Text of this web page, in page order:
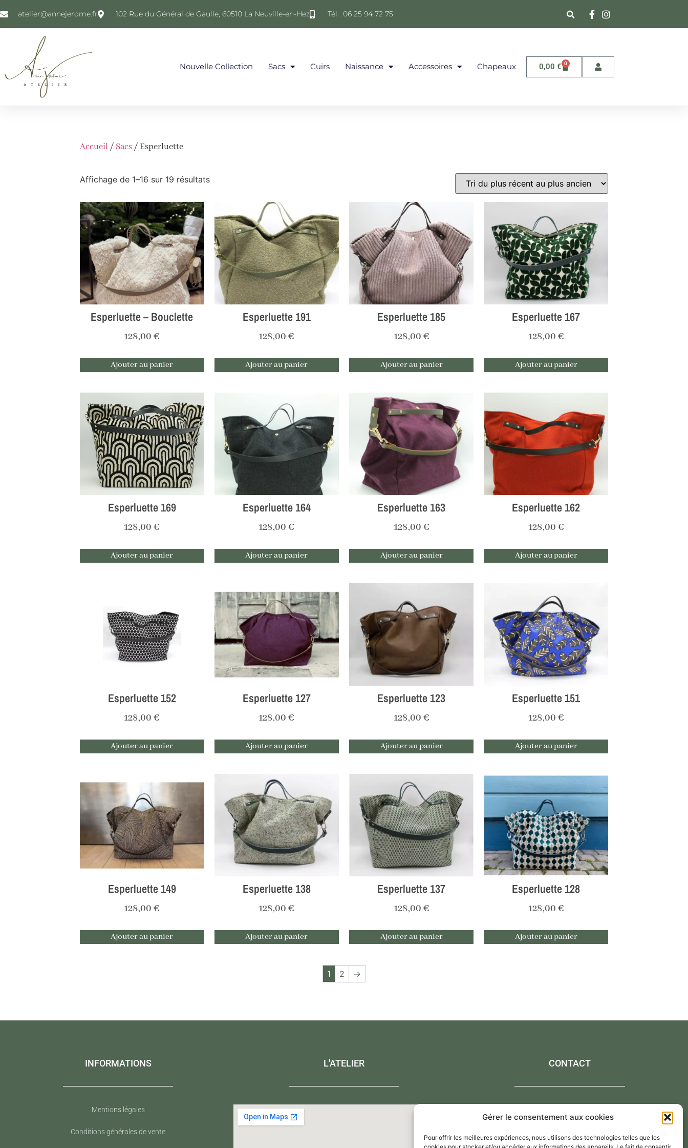
Gérer le consentement aux cookies
Pour offrir les meilleures expériences, nous utilisons des technologies telles que les
atelier@annejerome.fr 102 Rue du Général de Gaulle, 60510 La Neuville-en-Hez Tél : 06 25 94 72 75
Nouvelle Collection Sacs Cuirs Naissance Accessoires Chapeaux 0,00 € 0
Accueil/ Sacs/ Esperluette
Affichage de 1–16 sur 19 résultats
Esperluette – Bouclette
128,00€
Ajouter au panier
Esperluette 191
128,00€
Ajouter au panier
Esperluette 185
128,00 €
Ajouter au panier
Esperluette 167
128,00 €
Ajouter au panier
Esperluette 169
128,00€
Ajouter au panier
Esperluette 164
128,00€
Ajouter au panier
Esperluette 163
128,00 €
Ajouter au panier
Esperluette 162
128,00 €
Ajouter au panier
Esperluette 152
128,00€
Ajouter au panier
Esperluette 127
128,00€
Ajouter au panier
Esperluette 123
128,00 €
Ajouter au panier
Esperluette 151
128,00 €
Ajouter au panier
Esperluette 149
128,00€
Ajouter au panier
Esperluette 138
128,00€
Ajouter au panier
Esperluette 137
128,00 €
Ajouter au panier
Esperluette 128
128,00 €
Ajouter au panier
1 2 →
INFORMATIONS
Mentions légales
Conditions générales de vente
L'ATELIER CONTACT